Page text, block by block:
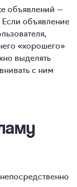
объявлений —
Если объявление
«хорошего»
выделять
с ним